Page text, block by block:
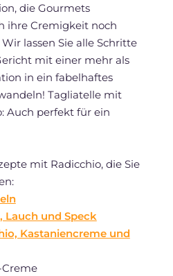
die Gourmets
ihre Cremigkeit noch
lassen Sie alle Schritte
mit einer mehr als
in ein fabelhaftes
Tagliatelle mit
Auch perfekt für ein
mit Radicchio, die Sie
Lauch und Speck
Kastaniencreme und